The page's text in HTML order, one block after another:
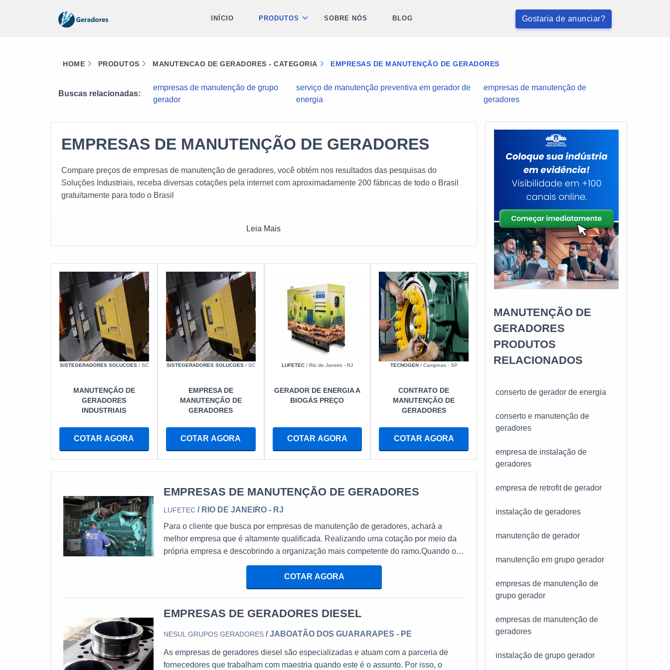
Gostaria de anunciar?
INÍCIO PRODUTOS SOBRE NÓS BLOG
HOME PRODUTOS MANUTENCAO DE GERADORES - CATEGORIA EMPRESAS DE MANUTENÇÃO DE GERADORES
Buscas relacionadas:
empresas de manutenção de grupo
gerador
serviço de manutenção preventiva em gerador de
energia
empresas de manutenção de
geradores
EMPRESAS DE MANUTENÇÃO DE GERADORES
Compare preços de empresas de manutenção de geradores, você obtém nos resultados das pesquisas do
Soluções Industriais, receba diversas cotações pela internet com aproximadamente 200 fábricas de todo o Brasil
gratuitamente para todo o Brasil
Leia Mais
SISTEGERADORES SOLUCOES/ SC
MANUTENÇÃO DE
GERADORES
INDUSTRIAIS
COTAR AGORA
SISTEGERADORES SOLUCOES/ SC
EMPRESA DE
MANUTENÇÃO DE
GERADORES
COTAR AGORA
LUFETEC/ Rio de Janeiro - RJ
GERADOR DE ENERGIA A
BIOGÁS PREÇO
COTAR AGORA
TECNOGEN/ Campinas - SP
CONTRATO DE
MANUTENÇÃO DE
GERADORES
COTAR AGORA
EMPRESAS DE MANUTENÇÃO DE GERADORES
LUFETEC/ RIO DE JANEIRO - RJ
Para o cliente que busca por empresas de manutenção de geradores, achará a
melhor empresa que é altamente qualificada. Realizando uma cotação por meio da
própria empresa e descobrindo a organização mais competente do ramo.Quando o
interesse é por empresas de manutenção de geradores, com a melhor mão de obra
da Lufetec Engenharia & Energia atingirá assertividade com pagamento
acessível.DETALHES SOBRE EMPRESAS DE MANUTENÇÃO DE
COTAR AGORA
EMPRESAS DE GERADORES DIESEL
NESUL GRUPOS GERADORES/ JABOATÃO DOS GUARARAPES - PE
As empresas de geradores diesel são especializadas e atuam com a parceria de
fornecedores que trabalham com maestria quando este é o assunto. Por isso, o
MANUTENÇÃO DE
GERADORES
PRODUTOS
RELACIONADOS
conserto de gerador de energia
conserto e manutenção de
geradores
empresa de instalação de
geradores
empresa de retrofit de gerador
instalação de geradores
manutenção de gerador
manutenção em grupo gerador
empresas de manutenção de
grupo gerador
empresas de manutenção de
geradores
instalação de grupo gerador